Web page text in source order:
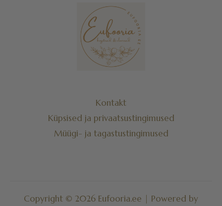
Kontakt
Küpsised ja privaatsustingimused
Müügi- ja tagastustingimused
Copyright © 2026 Eufooria.ee | Powered by